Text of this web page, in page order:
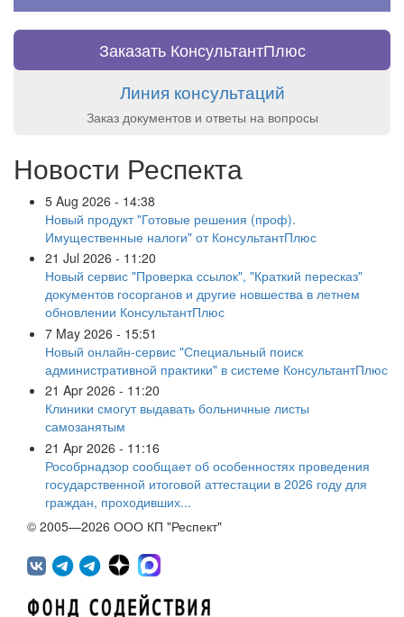
Заказать КонсультантПлюс
Линия консультаций
Заказ документов и ответы на вопросы
Новости Респекта
5 Aug 2026 - 14:38
Новый продукт "Готовые решения (проф).
Имущественные налоги" от КонсультантПлюс
21 Jul 2026 - 11:20
Новый сервис "Проверка ссылок", "Краткий пересказ"
документов госорганов и другие новшества в летнем
обновлении КонсультантПлюс
7 May 2026 - 15:51
Новый онлайн-сервис "Специальный поиск
административной практики" в системе КонсультантПлюс
21 Apr 2026 - 11:20
Клиники смогут выдавать больничные листы
самозанятым
21 Apr 2026 - 11:16
Рособрнадзор сообщает об особенностях проведения
государственной итоговой аттестации в 2026 году для
граждан, проходивших...
© 2005—2026 ООО КП "Респект"